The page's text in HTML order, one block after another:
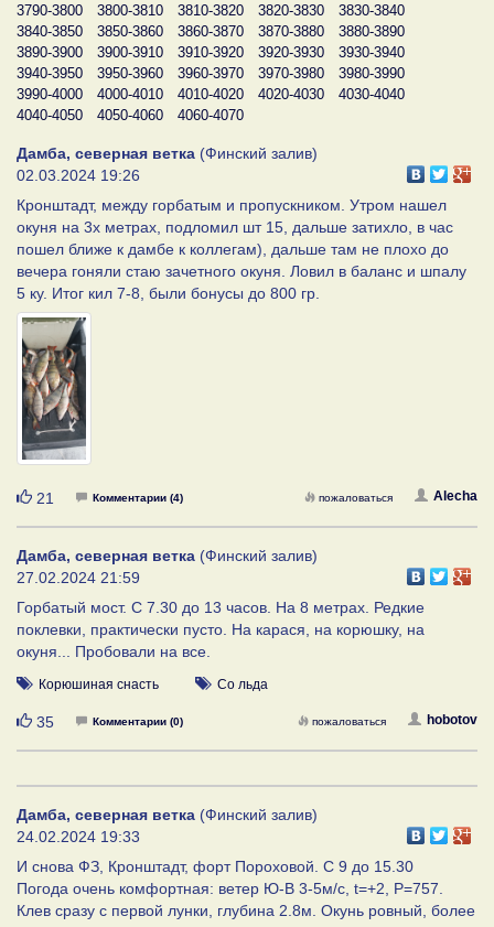
3790-3800
3800-3810 3810-3820 3820-3830
3830-3840
3840-3850
3850-3860 3860-3870 3870-3880
3880-3890
3890-3900
3900-3910 3910-3920 3920-3930
3930-3940
3940-3950
3950-3960 3960-3970 3970-3980
3980-3990
3990-4000
4000-4010 4010-4020 4020-4030
4030-4040
4040-4050
4050-4060 4060-4070
Дамба, северная ветка (Финский залив)
02.03.2024 19:26
Кронштадт, между горбатым и пропускником. Утром нашел
окуня на 3х метрах, подломил шт 15, дальше затихло, в час
пошел ближе к дамбе к коллегам), дальше там не плохо до
вечера гоняли стаю зачетного окуня. Ловил в баланс и шпалу
5 ку. Итог кил 7-8, были бонусы до 800 гр.
Нравится
21 Комментарии (4) Alecha
пожаловаться
Дамба, северная ветка (Финский залив)
27.02.2024 21:59
Горбатый мост. С 7.30 до 13 часов. На 8 метрах. Редкие
поклевки, практически пусто. На карася, на корюшку, на
окуня... Пробовали на все.
Корюшиная снасть Со льда
Нравится
35 Комментарии (0) hobotov
пожаловаться
Дамба, северная ветка (Финский залив)
24.02.2024 19:33
И снова ФЗ, Кронштадт, форт Пороховой. С 9 до 15.30
Погода очень комфортная: ветер Ю-В 3-5м/с, t=+2, P=757.
Клев сразу с первой лунки, глубина 2.8м. Окунь ровный, более